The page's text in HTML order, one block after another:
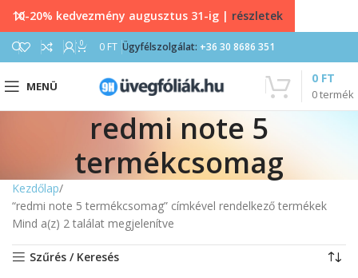
0 0 FT Ügyfélszolgálat: +36 30 8686 351
MENÜ
0termék
0 FT
redmi note 5
termékcsomag
Kezdőlap
“redmi note 5 termékcsomag” címkével rendelkező termékek
Mind a(z) 2 találat megjelenítve
Szűrés / Keresés
10-20% kedvezmény augusztus 31-ig | részletek